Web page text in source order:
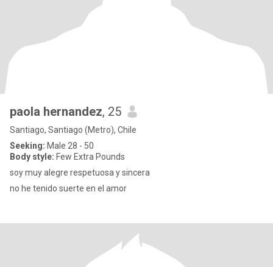
paola hernandez, 25
Santiago, Santiago (Metro), Chile
Seeking: Male 28 - 50
Body style: Few Extra Pounds
soy muy alegre respetuosa y sincera
no he tenido suerte en el amor